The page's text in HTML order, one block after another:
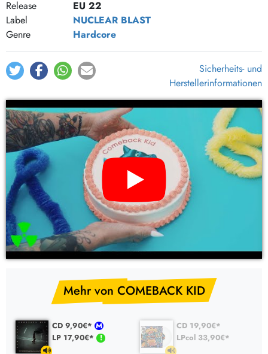
Release
EU 22
Label
NUCLEAR BLAST
Genre
Hardcore
Sicherheits- und
Herstellerinformationen
YouTube Video: COMEBACK KID – heavy steps (white) (CD,
Mehr von COMEBACK KID
CD 9,90€*
LP 17,90€*
CD 19,90€*
LPcol 33,90€*